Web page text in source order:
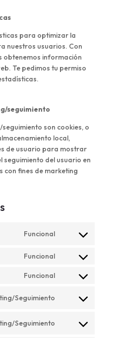
para optimizar la
nuestros usuarios. Con
obtenemos información
Te pedimos tu permiso
seguimiento
son cookies, o
local,
de usuario para mostrar
del usuario en
con fines de marketing
Funcional
Consent
service
(elegant-
Funcional
Consent
Funcional
Consent
service
Seguimiento
Consent
service
Seguimiento
Consent